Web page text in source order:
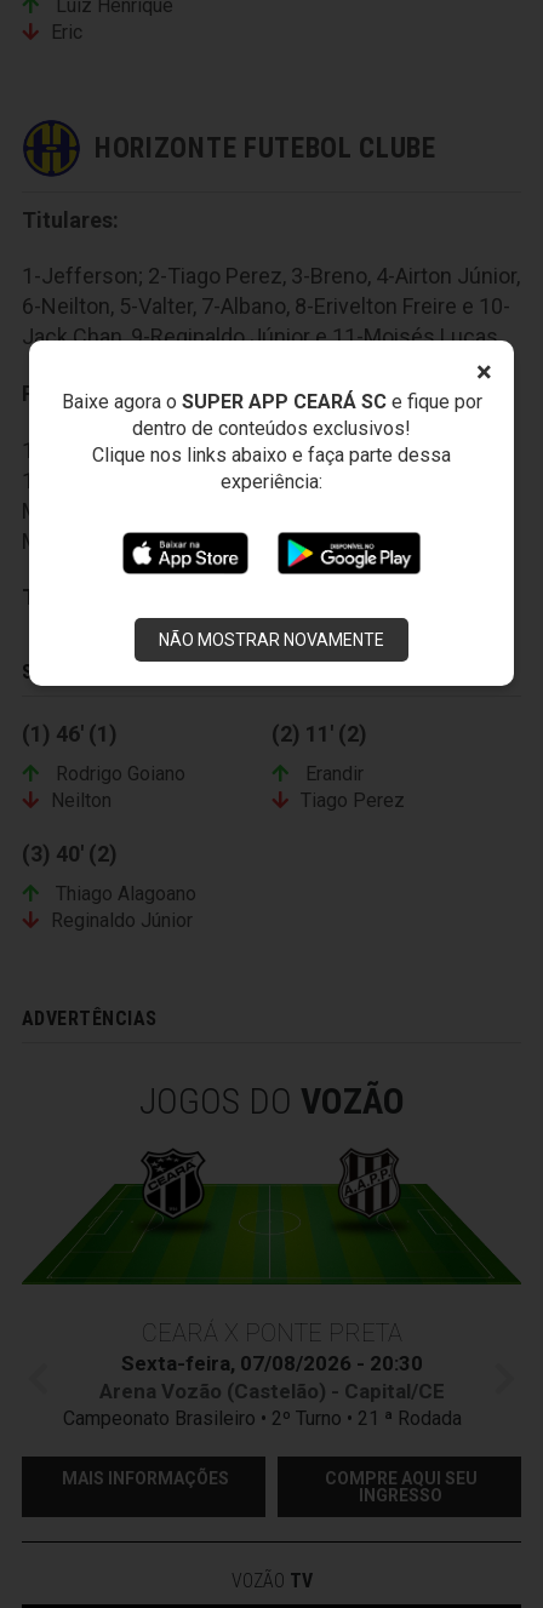
×
Baixe agora o SUPER APP CEARÁ SCe fique por
dentro de conteúdos exclusivos!
Clique nos links abaixo e faça parte dessa
experiência:
NÃO MOSTRAR NOVAMENTE
Luiz Henrique
Eric
HORIZONTE FUTEBOL CLUBE
Titulares:
1-Jefferson; 2-Tiago Perez, 3-Breno, 4-Airton Júnior,
6-Neilton, 5-Valter, 7-Albano, 8-Erivelton Freire e 10-
Jack Chan, 9-Reginaldo Júnior e 11-Moisés Lucas.
Reservas:
12-Alex, 13-Cleiton, 14-Diego, 15-Rodrigo Goiano,
16-Wendel, 17-Erandir, 18-Humberto, 19-Torres, 20-
Moisés Viana, 21-Thiago Alagoano e 22-Júnior
Mineiro.
Técnico:
SUBSTITUIÇÕES
(1) 46' (1)
Rodrigo Goiano
Neilton
(2) 11' (2)
Erandir
Tiago Perez
(3) 40' (2)
Thiago Alagoano
Reginaldo Júnior
ADVERTÊNCIAS
JOGOS DO VOZÃO
CEARÁ X PONTE PRETA
Sexta-feira, 07/08/2026 - 20:30
Arena Vozão (Castelão) - Capital/CE
Campeonato Brasileiro • 2º Turno • 21 ª Rodada
MAIS INFORMAÇÕES
COMPRE AQUI SEU
INGRESSO
VOZÃO TV